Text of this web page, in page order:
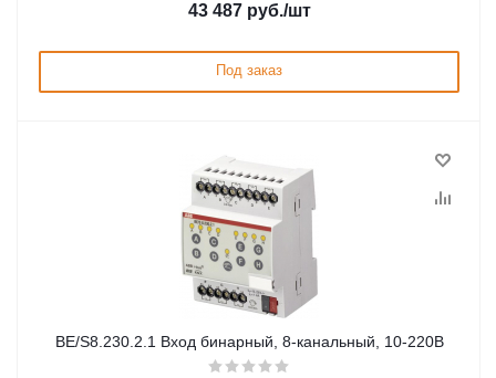
43 487руб./шт
Под заказ
BE/S8.230.2.1 Вход бинарный, 8-канальный, 10-220В